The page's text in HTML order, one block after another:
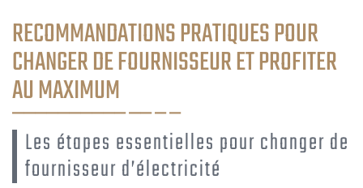
RECOMMANDATIONS PRATIQUES POUR
CHANGER DE FOURNISSEUR ET PROFITER
AU MAXIMUM
Les étapes essentielles pour changer de
fournisseur d’électricité